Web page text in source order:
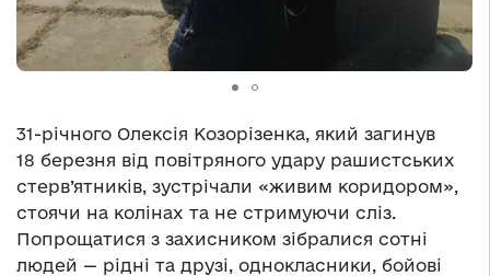
31-річного Олексія Козорізенка, який загинув
18 березня від повітряного удару рашистських
стерв’ятників, зустрічали «живим коридором»,
стоячи на колінах та не стримуючи сліз.
Попрощатися з захисником зібралися сотні
людей — рідні та друзі, однокласники, бойові